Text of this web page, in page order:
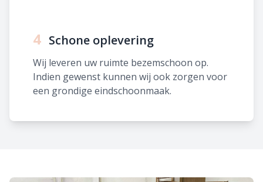
4 Schone oplevering
Wij leveren uw ruimte bezemschoon op.
Indien gewenst kunnen wij ook zorgen voor
een grondige eindschoonmaak.